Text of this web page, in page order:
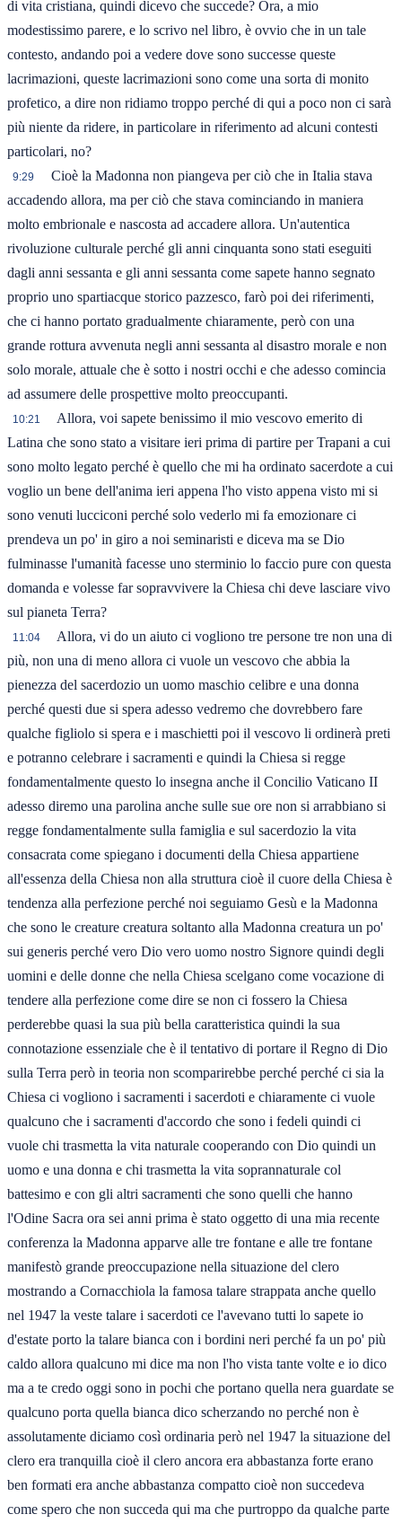
di vita cristiana, quindi dicevo che succede? Ora, a mio
modestissimo parere, e lo scrivo nel libro, è ovvio che in un tale
contesto, andando poi a vedere dove sono successe queste
lacrimazioni, queste lacrimazioni sono come una sorta di monito
profetico, a dire non ridiamo troppo perché di qui a poco non ci sarà
più niente da ridere, in particolare in riferimento ad alcuni contesti
particolari, no?
9:29
Cioè la Madonna non piangeva per ciò che in Italia stava
accadendo allora, ma per ciò che stava cominciando in maniera
molto embrionale e nascosta ad accadere allora. Un'autentica
rivoluzione culturale perché gli anni cinquanta sono stati eseguiti
dagli anni sessanta e gli anni sessanta come sapete hanno segnato
proprio uno spartiacque storico pazzesco, farò poi dei riferimenti,
che ci hanno portato gradualmente chiaramente, però con una
grande rottura avvenuta negli anni sessanta al disastro morale e non
solo morale, attuale che è sotto i nostri occhi e che adesso comincia
ad assumere delle prospettive molto preoccupanti.
10:21
Allora, voi sapete benissimo il mio vescovo emerito di
Latina che sono stato a visitare ieri prima di partire per Trapani a cui
sono molto legato perché è quello che mi ha ordinato sacerdote a cui
voglio un bene dell'anima ieri appena l'ho visto appena visto mi si
sono venuti lucciconi perché solo vederlo mi fa emozionare ci
prendeva un po' in giro a noi seminaristi e diceva ma se Dio
fulminasse l'umanità facesse uno sterminio lo faccio pure con questa
domanda e volesse far sopravvivere la Chiesa chi deve lasciare vivo
sul pianeta Terra?
11:04
Allora, vi do un aiuto ci vogliono tre persone tre non una di
più, non una di meno allora ci vuole un vescovo che abbia la
pienezza del sacerdozio un uomo maschio celibre e una donna
perché questi due si spera adesso vedremo che dovrebbero fare
qualche figliolo si spera e i maschietti poi il vescovo li ordinerà preti
e potranno celebrare i sacramenti e quindi la Chiesa si regge
fondamentalmente questo lo insegna anche il Concilio Vaticano II
adesso diremo una parolina anche sulle sue ore non si arrabbiano si
regge fondamentalmente sulla famiglia e sul sacerdozio la vita
consacrata come spiegano i documenti della Chiesa appartiene
all'essenza della Chiesa non alla struttura cioè il cuore della Chiesa è
tendenza alla perfezione perché noi seguiamo Gesù e la Madonna
che sono le creature creatura soltanto alla Madonna creatura un po'
sui generis perché vero Dio vero uomo nostro Signore quindi degli
uomini e delle donne che nella Chiesa scelgano come vocazione di
tendere alla perfezione come dire se non ci fossero la Chiesa
perderebbe quasi la sua più bella caratteristica quindi la sua
connotazione essenziale che è il tentativo di portare il Regno di Dio
sulla Terra però in teoria non scomparirebbe perché perché ci sia la
Chiesa ci vogliono i sacramenti i sacerdoti e chiaramente ci vuole
qualcuno che i sacramenti d'accordo che sono i fedeli quindi ci
vuole chi trasmetta la vita naturale cooperando con Dio quindi un
uomo e una donna e chi trasmetta la vita soprannaturale col
battesimo e con gli altri sacramenti che sono quelli che hanno
l'Odine Sacra ora sei anni prima è stato oggetto di una mia recente
conferenza la Madonna apparve alle tre fontane e alle tre fontane
manifestò grande preoccupazione nella situazione del clero
mostrando a Cornacchiola la famosa talare strappata anche quello
nel 1947 la veste talare i sacerdoti ce l'avevano tutti lo sapete io
d'estate porto la talare bianca con i bordini neri perché fa un po' più
caldo allora qualcuno mi dice ma non l'ho vista tante volte e io dico
ma a te credo oggi sono in pochi che portano quella nera guardate se
qualcuno porta quella bianca dico scherzando no perché non è
assolutamente diciamo così ordinaria però nel 1947 la situazione del
clero era tranquilla cioè il clero ancora era abbastanza forte erano
ben formati era anche abbastanza compatto cioè non succedeva
come spero che non succeda qui ma che purtroppo da qualche parte